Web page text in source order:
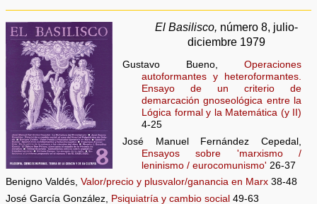
El Basilisco, número 8, julio-
diciembre 1979
Gustavo Bueno,Operaciones
autoformantes y heteroformantes.
Ensayo de un criterio de
demarcación gnoseológica entre la
Lógica formal y la Matemática (y II)
4-25
José Manuel Fernández Cepedal,
Ensayos sobre 'marxismo /
leninismo / eurocomunismo' 26-37
Benigno Valdés,Valor/precio y plusvalor/ganancia en Marx 38-48
José García González, Psiquiatría y cambio social 49-63